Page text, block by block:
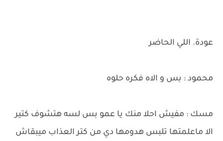
عودة. اللي الحاضر
محمود : بس و الاه فكره حلوه
مسك : مفيش احلا منك يا عمو بس لسه هتشوف كتير
الا ماعلمتها تلبس هدومها دي من كتر العذاب ميبقاش